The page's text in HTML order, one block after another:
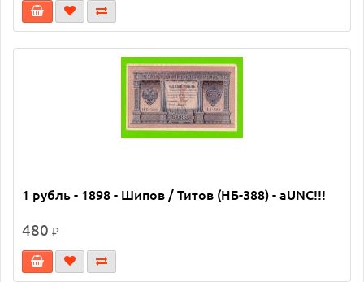
1 рубль - 1898 - Шипов / Титов (НБ-388) - aUNC!!!
480 ₽